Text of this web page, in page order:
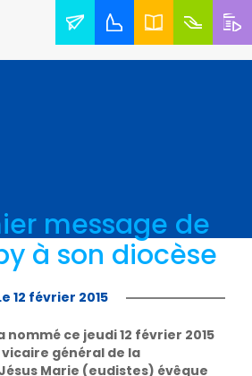
message de
à son diocèse
12 février 2015
nommé ce jeudi 12 février 2015
vicaire général de la
Marie (eudistes) évêque